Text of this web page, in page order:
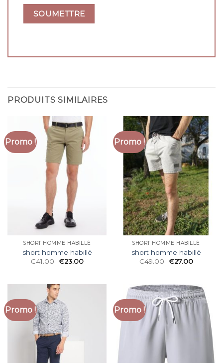
PRODUITS SIMILAIRES
Promo !
SHORT HOMME HABILLÉ
short homme habillé
€41.00 €23.00
Promo !
SHORT HOMME HABILLÉ
short homme habillé
€49.00 €27.00
Promo ! Promo !